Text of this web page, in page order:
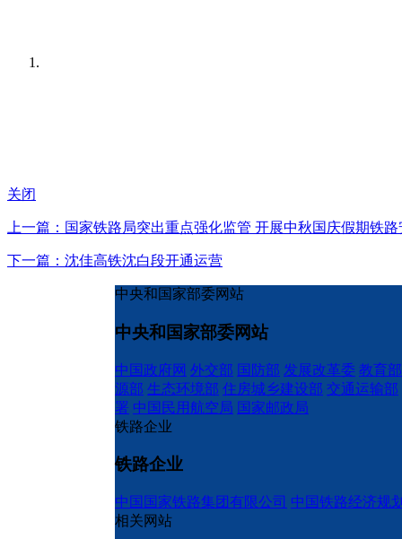
关闭
上一篇：国家铁路局突出重点强化监管 开展中秋国庆假期铁
下一篇：沈佳高铁沈白段开通运营
中央和国家部委网站
中央和国家部委网站
中国政府网 外交部 国防部 发展改革委 教育部
源部 生态环境部 住房城乡建设部 交通运输部
署 中国民用航空局 国家邮政局
铁路企业
铁路企业
中国国家铁路集团有限公司 中国铁路经济规
相关网站